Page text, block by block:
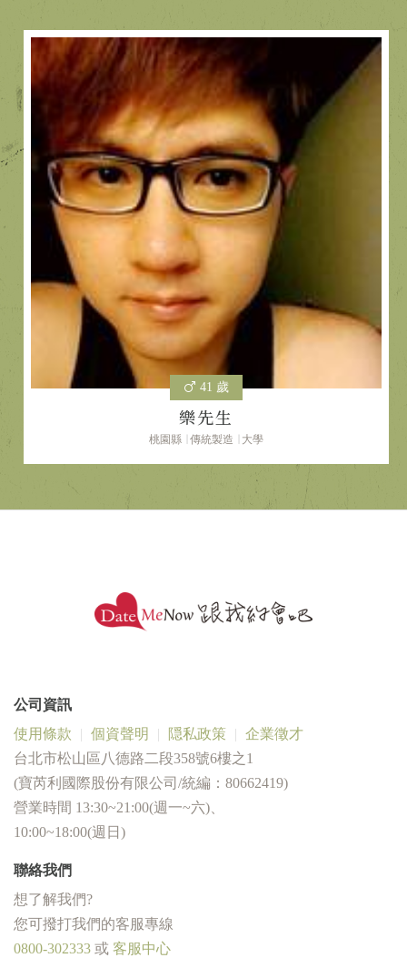
41 歲
樂先生
桃園縣 傳統製造 大學
公司資訊
使用條款
個資聲明 隠私政策
企業徵才
台北市松山區八德路二段358號6樓之1
(寶芮利國際股份有限公司/統編：80662419)
營業時間 13:30~21:00(週一~六)、
10:00~18:00(週日)
聯絡我們
想了解我們?
您可撥打我們的客服專線
0800-302333 或 客服中心